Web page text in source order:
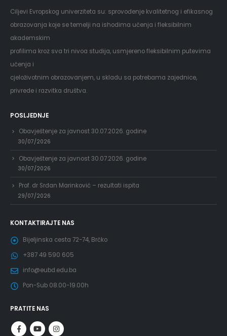
Ciljevi Evropskog univerziteta su: sprovođenje kvalitetnog i efikasnog
obrazovanja koje se temelji na ishodima učenja i fleksibilnim
akademskim
profilima kroz sva tri nivoa studija, usmjereno fleksibilnim putevima
učenja i
cjeloživotnim obrazovanjem, u skladu sa potrebama zajednice,
privrede i razvitka društva.
POSLJEDNJE
Obavještenje za javnost 30.07.2026. godine
30/07/2026
Obavještenje za javnost 30.07.2026. godine
30/07/2026
Prof. dr Srđan Marinković – rezultati ispita
29/07/2026
KONTAKTIRAJTE NAS
Bijeljinska cesta 72-74, Brčko
+387 49 590 605
info@eubd.edu.ba
Pon-Sub 08.00-19.00h
PRATITE NAS